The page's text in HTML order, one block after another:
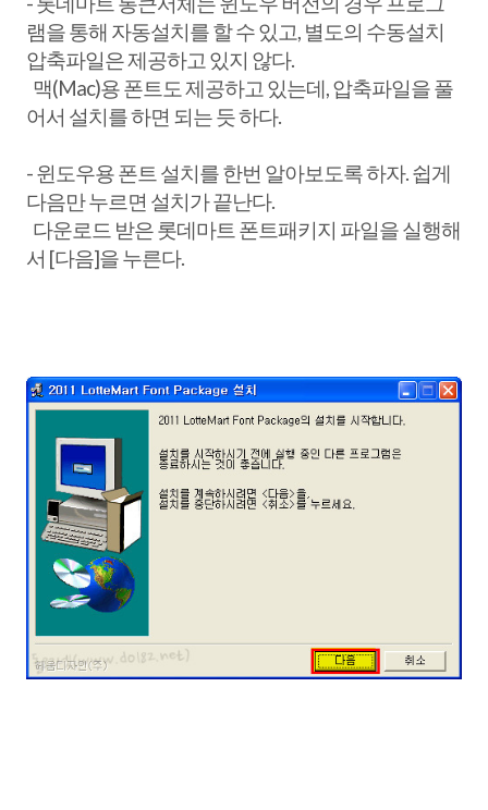
램을 통해 자동설치를 할 수 있고, 별도의 수동설치
압축파일은 제공하고 있지 않다.
맥(Mac)용 폰트도 제공하고 있는데, 압축파일을 풀
어서 설치를 하면 되는 듯 하다.
- 윈도우용 폰트 설치를 한번 알아보도록 하자. 쉽게
다음만 누르면 설치가 끝난다.
다운로드 받은 롯데마트 폰트패키지 파일을 실행해
서 [다음]을 누른다.